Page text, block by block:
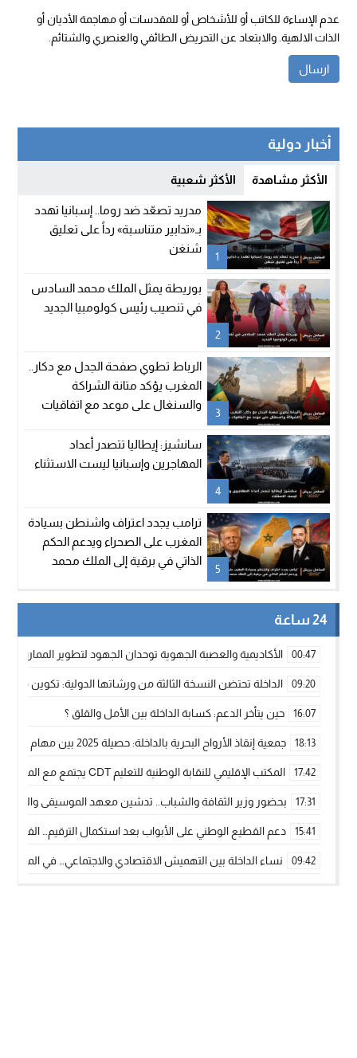
عدم الإساءة للكاتب أو للأشخاص أو للمقدسات أو مهاجمة الأديان أو
الذات الالهية. والابتعاد عن التحريض الطائفي والعنصري والشتائم.
أخبار دولية
الأكثر مشاهدة الأكثر شعبية
1
مدريد تصعّد ضد روما.. إسبانيا تهدد
بـ«تدابير متناسبة» رداً على تعليق
شنغن
2
بوريطة يمثل الملك محمد السادس
في تنصيب رئيس كولومبيا الجديد
3
الرباط تطوي صفحة الجدل مع دكار..
المغرب يؤكد متانة الشراكة
والسنغال على موعد مع اتفاقيات
4
سانشيز: إيطاليا تتصدر أعداد
المهاجرين وإسبانيا ليست الاستثناء
5
ترامب يجدد اعتراف واشنطن بسيادة
المغرب على الصحراء ويدعم الحكم
الذاتي في برقية إلى الملك محمد
24 ساعة
00:47 الأكاديمية والعصبة الجهوية توحدان الجهود لتطوير الممارسة
09:20 الداخلة تحتضن النسخة الثالثة من ورشاتها الدولية: تكوين
16:07 حين يتأخر الدعم: كسابة الداخلة بين الأمل والقلق ؟
18:13 جمعية إنقاذ الأرواح البحرية بالداخلة: حصيلة 2025 بين مهام الإنقاذ ومشروع “دار البحار”
17:42 المكتب الإقليمي للنقابة الوطنية للتعليم CDT يجتمع مع المدير الإقليمي لمناقشة ملفات جوهرية لنساء ورجال التعليم
17:31 بحضور وزير الثقافة والشباب.. تدشين معهد الموسيقى والفنون
15:41 دعم القطيع الوطني على الأبواب بعد استكمال الترقيم…
09:42 نساء الداخلة بين التهميش الاقتصادي والاجتماعي… في المؤسسات